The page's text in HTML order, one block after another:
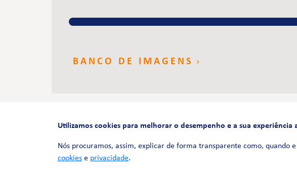
BANCO DE IMAGENS
Utilizamos cookies para melhorar o desempenho e a sua experiência
Nós procuramos, assim, explicar de forma transparente como, quando
cookies e privacidade.